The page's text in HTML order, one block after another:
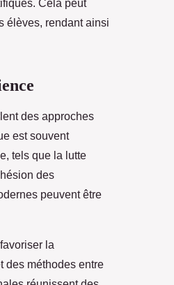
Cela peut
élèves, rendant ainsi
des approches
est souvent
tels que la lutte
des
peuvent être
la
des méthodes entre